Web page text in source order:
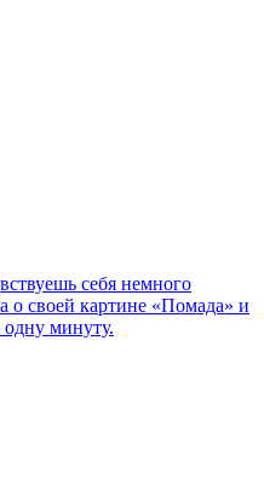
себя немного
своей картине «Помада» и
одну минуту.